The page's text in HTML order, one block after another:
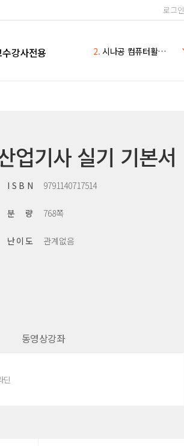
로그인
수강사전용
3. 일본어 무작정 따라하기
9.무작정따라하기
업기사 실기 기본서
I S B N 9791140717514
분 량 768쪽
난 이 도 관계없음
동영상강좌
딘